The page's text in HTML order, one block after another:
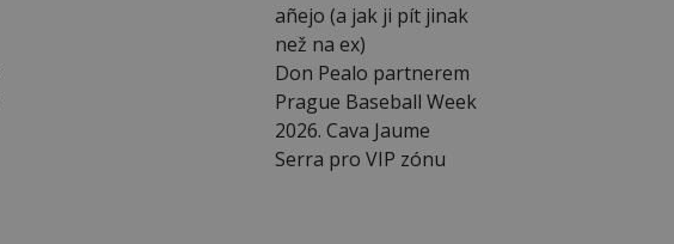
añejo (a jak ji pít jinak
než na ex)
Don Pealo partnerem
Prague Baseball Week
2026. Cava Jaume
Serra pro VIP zónu